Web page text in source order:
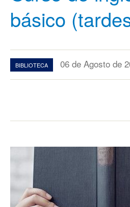
básico
BIBLIOTECA 06 de Agosto de